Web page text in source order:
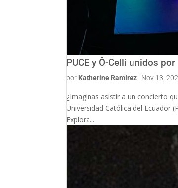
PUCE y Ô-Celli unidos
por Katherine Ramírez | Nov 13,
¿Imaginas asistir a un concierto
Universidad Católica del Ecuador
Explora...